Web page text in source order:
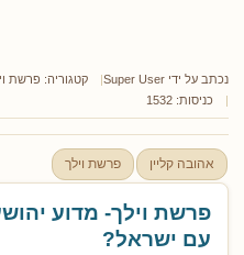
נכתב על ידי Super User קטגוריה: פרשת
כניסות: 1532
אהובה קליין פרשת וילך
פרשת וילך- מדוע
עם ישראל?